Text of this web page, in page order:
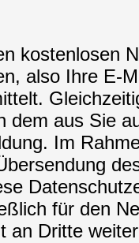
kostenlosen
also Ihre E-
dem aus Sie
Im
für den
an Dritte